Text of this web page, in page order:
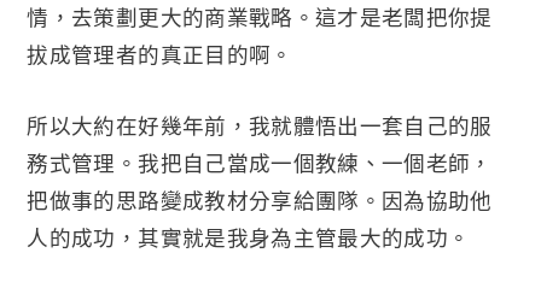
情，去策劃更大的商業戰略。這才是老闆把你提
拔成管理者的真正目的啊。
所以大約在好幾年前，我就體悟出一套自己的服
務式管理。我把自己當成一個教練、一個老師，
把做事的思路變成教材分享給團隊。因為協助他
人的成功，其實就是我身為主管最大的成功。